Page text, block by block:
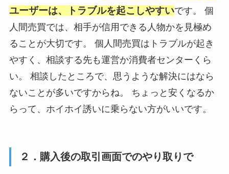
ユーザーは、トラブルを起こしやすいです。 個
人間売買では、相手が信用できる人物かを見極め
ることが大切です。 個人間売買はトラブルが起き
やすく、相談する先も運営か消費者センターくら
い。 相談したところで、思うような解決にはなら
ないことが多いですからね。 ちょっと安くなるか
らって、ホイホイ誘いに乗らない方がいいです。
２．購入後の取引画面でのやり取りで